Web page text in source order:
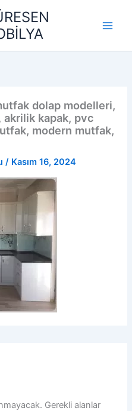
dolap modelleri,
akrilik kapak, pvc
modern mutfak,
/ Kasım 16, 2024
Gerekli alanlar